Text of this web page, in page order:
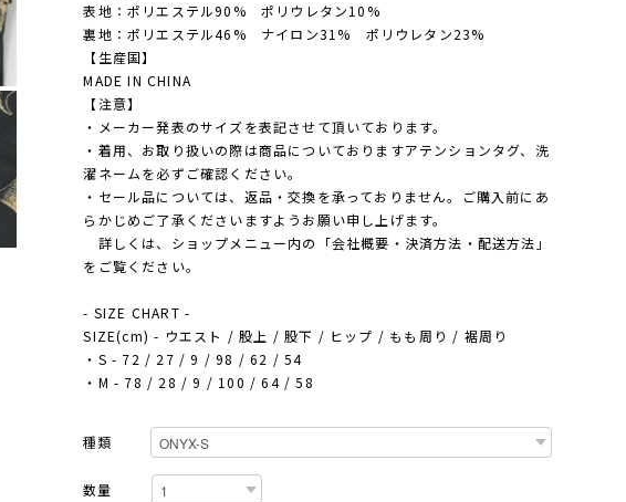
表地：ポリエステル90% ポリウレタン10%
裏地：ポリエステル46% ナイロン31% ポリウレタン23%
【生産国】
MADE IN CHINA
【注意】
・メーカー発表のサイズを表記させて頂いております。
・着用、お取り扱いの際は商品についておりますアテンションタグ、洗
濯ネームを必ずご確認ください。
・セール品については、返品・交換を承っておりません。ご購入前にあ
らかじめご了承くださいますようお願い申し上げます。
詳しくは、ショップメニュー内の「会社概要・決済方法・配送方法」
をご覧ください。
- SIZE CHART -
SIZE(cm) - ウエスト / 股上 / 股下 / ヒップ / もも周り / 裾周り
・S - 72 / 27 / 9 / 98 / 62 / 54
・M - 78 / 28 / 9 / 100 / 64 / 58
種類
数量